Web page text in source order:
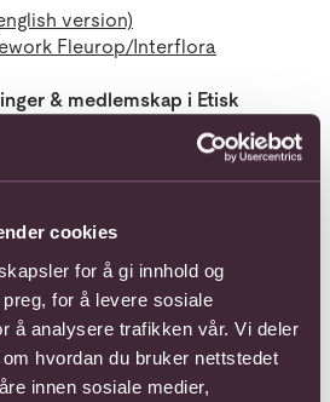
cookies
for å gi innhold og
for å levere sosiale
å analysere trafikken vår. Vi deler
hvordan du bruker nettstedet
innen sosiale medier,
version)
Fleurop/Interflora
& medlemskap i Etisk
årlig i henhold til
medlem av Etisk Handel
for å kartlegge risiko og jobbe
i egen
Målet er å
negative konsekvenser
og arbeidsforhold.
2025